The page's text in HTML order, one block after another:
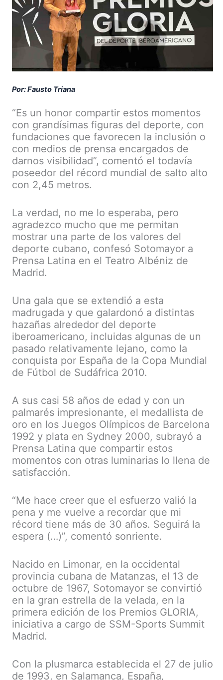
Por: Fausto Triana
“Es un honor compartir estos momentos
con grandísimas figuras del deporte, con
fundaciones que favorecen la inclusión o
con medios de prensa encargados de
darnos visibilidad”, comentó el todavía
poseedor del récord mundial de salto alto
con 2,45 metros.
La verdad, no me lo esperaba, pero
agradezco mucho que me permitan
mostrar una parte de los valores del
deporte cubano, confesó Sotomayor a
Prensa Latina en el Teatro Albéniz de
Madrid.
Una gala que se extendió a esta
madrugada y que galardonó a distintas
hazañas alrededor del deporte
iberoamericano, incluidas algunas de un
pasado relativamente lejano, como la
conquista por España de la Copa Mundial
de Fútbol de Sudáfrica 2010.
A sus casi 58 años de edad y con un
palmarés impresionante, el medallista de
oro en los Juegos Olímpicos de Barcelona
1992 y plata en Sydney 2000, subrayó a
Prensa Latina que compartir estos
momentos con otras luminarias lo llena de
satisfacción.
“Me hace creer que el esfuerzo valió la
pena y me vuelve a recordar que mi
récord tiene más de 30 años. Seguirá la
espera (…)”, comentó sonriente.
Nacido en Limonar, en la occidental
provincia cubana de Matanzas, el 13 de
octubre de 1967, Sotomayor se convirtió
en la gran estrella de la velada, en la
primera edición de los Premios GLORIA,
iniciativa a cargo de SSM-Sports Summit
Madrid.
Con la plusmarca establecida el 27 de julio
de 1993, en Salamanca, España,